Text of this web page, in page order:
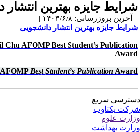
جایزه بهترین انتشار
بروزرسانی: ۱۴۰۴/۶/۸ |
جایزه بهترین انتشار دانشجویی
Chu AFOMP Best Student’s
AFOMPBestStudent’ s Publicatio nAwar
سریع
یکتاوب
علوم
بهداشت